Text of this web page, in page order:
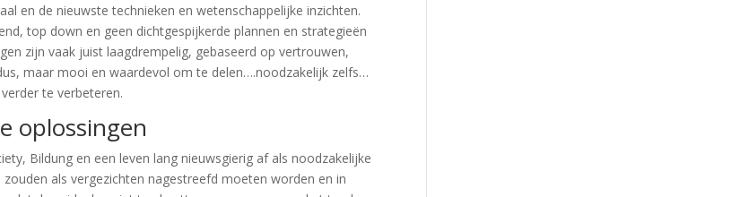
en de nieuwste technieken en wetenschappelijke inzichten.
top down en geen dichtgespijkerde plannen en strategieën
zijn vaak juist laagdrempelig, gebaseerd op vertrouwen,
maar mooi en waardevol om te delen….noodzakelijk zelfs…
te verbeteren.
oplossingen
Bildung en een leven lang nieuwsgierig af als noodzakelijke
als vergezichten nagestreefd moeten worden en in